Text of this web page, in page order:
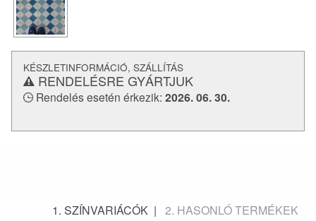
KÉSZLETINFORMÁCIÓ, SZÁLLÍTÁS
RENDELÉSRE GYÁRTJUK
Rendelés esetén érkezik: 2026. 06. 30.
SZÍNVARIÁCÓK HASONLÓ TERMÉKEK